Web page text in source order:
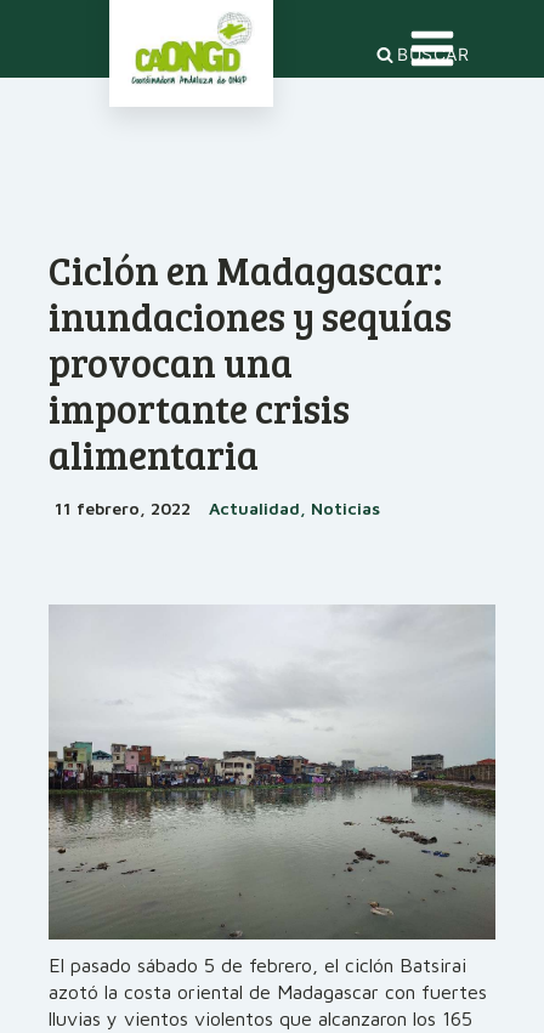
BUSCAR
Ciclón en Madagascar:
inundaciones y sequías
provocan una
importante crisis
alimentaria
11 febrero, 2022 Actualidad, Noticias
El pasado sábado 5 de febrero, el ciclón Batsirai
azotó la costa oriental de Madagascar con fuertes
lluvias y vientos violentos que alcanzaron los 165